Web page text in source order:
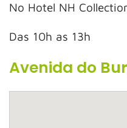
No Hotel NH
Das 10h as 13h
Avenida do